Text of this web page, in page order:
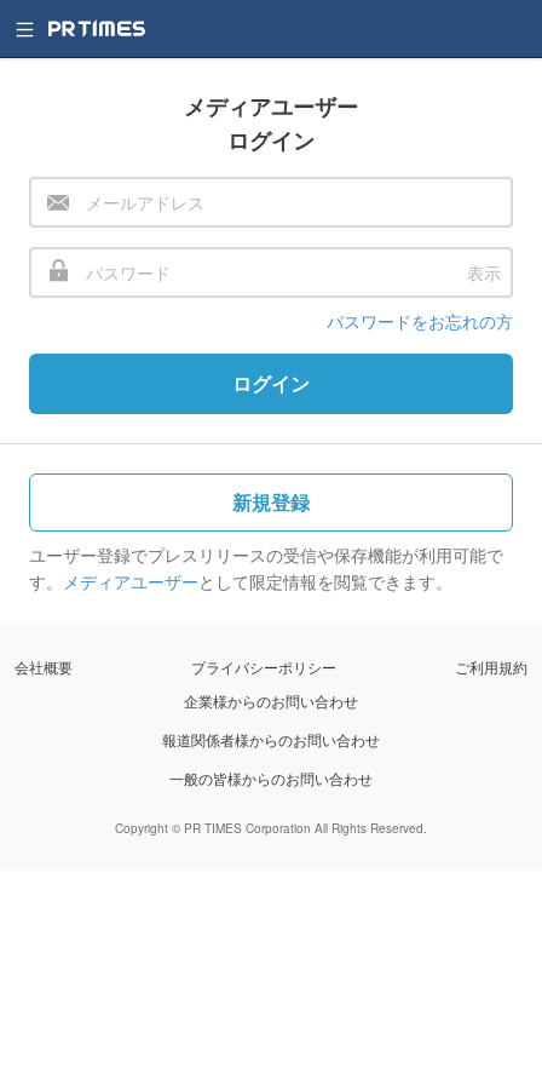
メディアユーザー
ログイン
表示
パスワードをお忘れの方
ログイン
新規登録
ユーザー登録でプレスリリースの受信や保存機能が利用可能で
す。 メディアユーザーとして限定情報を閲覧できます。
会社概要 プライバシーポリシー
ご利用規約
企業様からのお問い合わせ
報道関係者様からのお問い合わせ
一般の皆様からのお問い合わせ
Copyright © PR TIMES Corporation All Rights Reserved.